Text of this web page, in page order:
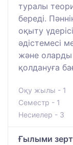
туралы
береді.
оқыту
әдістемесі
және
қолдануға
Оқу жылы - 1
Семестр - 1
Несиелер - 3
Ғылыми